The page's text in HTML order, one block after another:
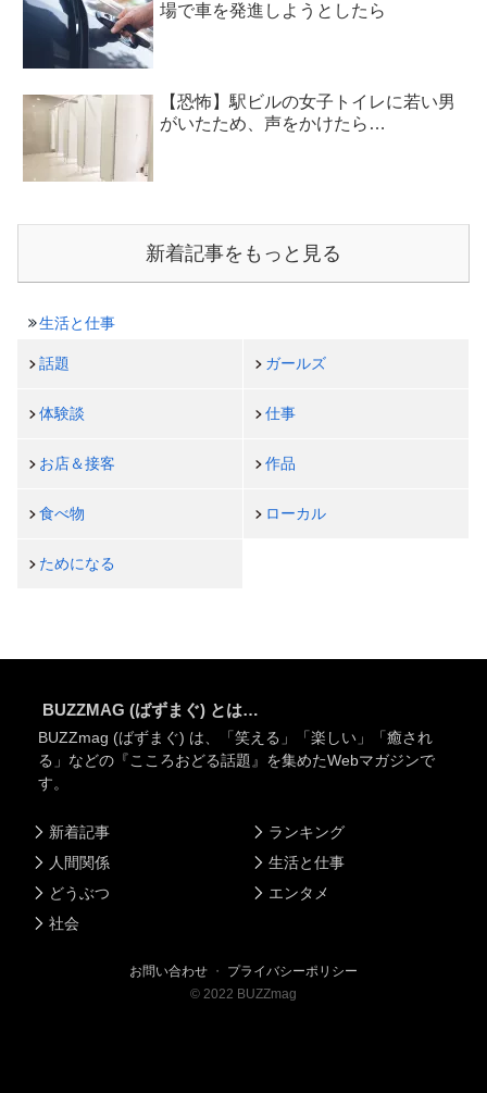
場で車を発進しようとしたら
【恐怖】駅ビルの女子トイレに若い男
がいたため、声をかけたら…
新着記事をもっと見る
生活と仕事
話題 ガールズ
体験談 仕事
お店＆接客 作品
食べ物 ローカル
ためになる
BUZZMAG (ばずまぐ) とは…
BUZZmag (ばずまぐ) は、「笑える」「楽しい」「癒され
る」などの『こころおどる話題』を集めたWebマガジンで
す。
新着記事
人間関係
どうぶつ
社会
ランキング
生活と仕事
エンタメ
お問い合わせ ・ プライバシーポリシー
© 2022 BUZZmag